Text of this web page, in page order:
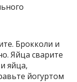
Брокколи и
Яйца сварите
яйца,
йогуртом